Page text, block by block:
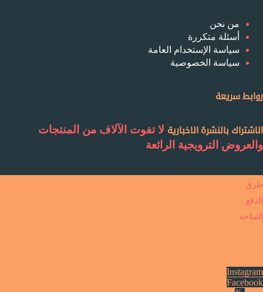
من نحن
أسئلة متكررة
سياسة الإستخدام العامة
سياسة الخصوصية
روابط سريعة
الاشتراك بالنشرة الاخبارية لا تفوت الآلاف من المنتجات
والعروض الترويجية الرائعة
طرق
الدفع
المتاحة
Instagram
Facebook